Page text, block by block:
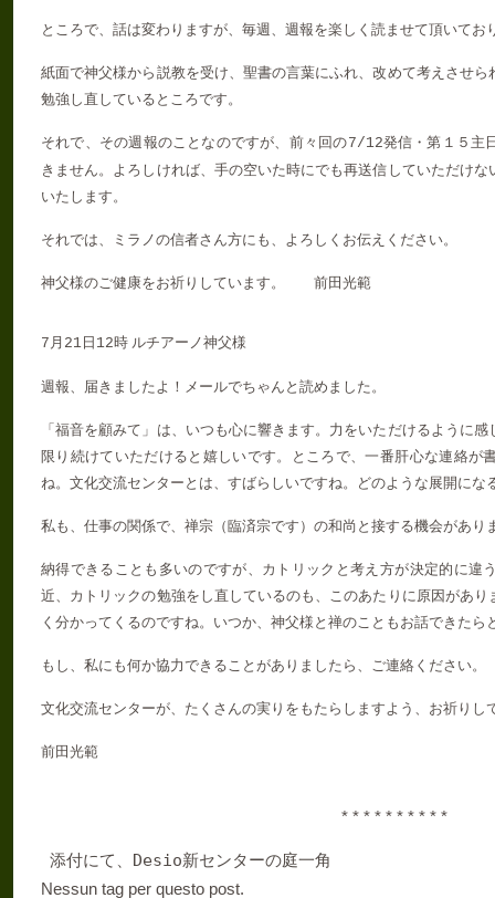
ところで、話は変わりますが、毎週、週報を楽しく読ませて頂いてお
紙面で神父様から説教を受け、聖書の言葉にふれ、改めて考えさせ
勉強し直しているところです。
それで、その週報のことなのですが、前々回の7/12発信・第１５主
きません。よろしければ、手の空いた時にでも再送信していただけ
いたします。
それでは、ミラノの信者さん方にも、よろしくお伝えください。
神父様のご健康をお祈りしています。 前田光範
7 月 21日 12時 ルチアーノ神父様
週報、届きましたよ！メールでちゃんと読めました。
「福音を顧みて」は、いつも心に響きます。力をいただけるように
限り続けていただけると嬉しいです。ところで、一番肝心な連絡が
ね。文化交流センターとは、すばらしいですね。どのような展開にな
私も、仕事の関係で、禅宗（臨済宗です）の和尚と接する機会があり
納得できることも多いのですが、カトリックと考え方が決定的に違
近、カトリックの勉強をし直しているのも、このあたりに原因があ
く分かってくるのですね。いつか、神父様と禅のこともお話できたら
もし、私にも何か協力できることがありましたら、ご連絡ください。
文化交流センターが、たくさんの実りをもたらしますよう、お祈りし
前田光範
* * * * * * * * * *
添付にて、 Desio新センターの庭一角
Nessun tag per questo post.